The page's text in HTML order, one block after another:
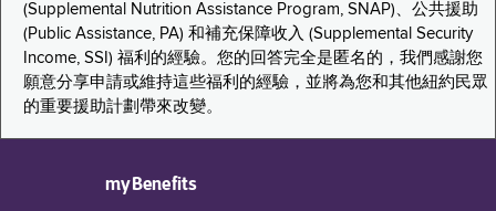
(Supplemental Nutrition Assistance Program, SNAP)、公共援助
(Public Assistance, PA) 和補充保障收入 (Supplemental Security
Income, SSI) 福利的經驗。您的回答完全是匿名的，我們感謝您
願意分享申請或維持這些福利的經驗，並將為您和其他紐約民眾
的重要援助計劃帶來改變。
myBenefits